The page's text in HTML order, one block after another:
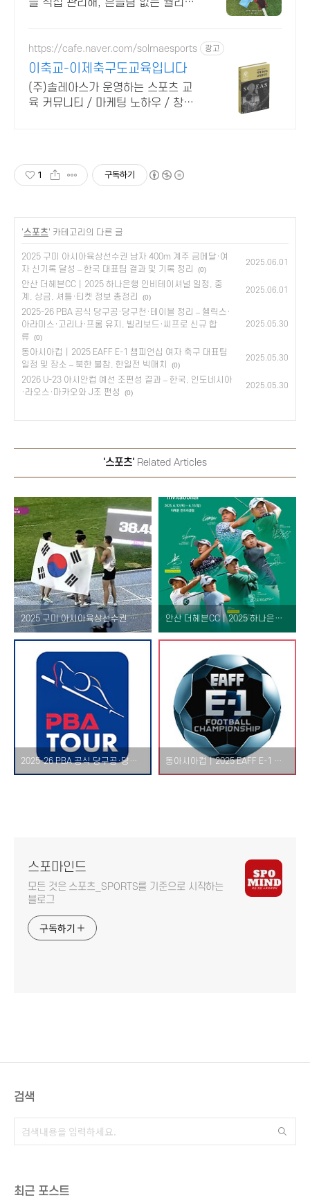
을 직접 관리해, 흔들림 없는 퀄리티
https://cafe.naver.com/solmaesports 광고
이축교-이제축구도교육입니다
(주)솔레아스가 운영하는 스포츠 교
육 커뮤니티 / 마케팅 노하우 / 창업
1 구독하기
'스포츠' 카테고리의 다른 글
2025 구미 아시아육상선수권 남자 400m 계주 금메달·여
자 신기록 달성 – 한국 대표팀 결과 및 기록 정리
(0)
2025.06.01
안산 더헤븐CC｜2025 하나은행 인비테이셔널 일정, 중
계, 상금, 셔틀·티켓 정보 총정리
(0)
2025.06.01
2025-26 PBA 공식 당구공·당구천·테이블 정리 – 헬릭스·
아라미스·고리나·프롬 유지, 빌리보드·씨프로 신규 합
류
(0)
2025.05.30
동아시아컵｜2025 EAFF E-1 챔피언십 여자 축구 대표팀
일정 및 장소 – 북한 불참, 한일전 빅매치
(0)
2025.05.30
2026 U-23 아시안컵 예선 조편성 결과 – 한국, 인도네시아
·라오스·마카오와 J조 편성
(0)
2025.05.30
'스포츠' Related Articles
2025 구미 아시아육상선수권 남자 400m 계주 금메달·여자 신기록 달성 – 한국 대표팀 결과 및 기록 정리 안산 더헤븐CC｜2025 하나은행 인비테이셔널 일정, 중계, 상금, 셔틀·티켓 정보 총정리
2025-26 PBA 공식 당구공·당구천·테이블 정리 – 헬릭스·아라미스·고리나·프롬 유지, 빌리보드·씨프로 신규 합류 동아시아컵｜2025 EAFF E-1 챔피언십 여자 축구 대표팀 일정 및 장소 – 북한 불참, 한일전 빅매치
스포마인드
모든 것은 스포츠_SPORTS를 기준으로 시작하는
블로그
구독하기
검색
최근 포스트